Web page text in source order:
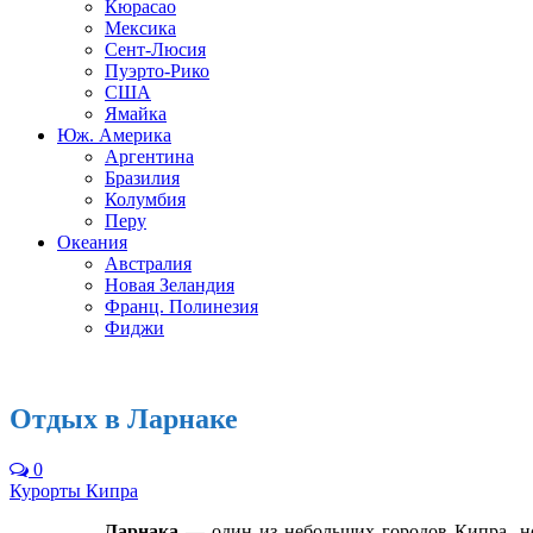
Кюрасао
Мексика
Сент-Люсия
Пуэрто-Рико
США
Ямайка
Юж. Америка
Аргентина
Бразилия
Колумбия
Перу
Океания
Австралия
Новая Зеландия
Франц. Полинезия
Фиджи
Отдых в Ларнаке
0
Курорты Кипра